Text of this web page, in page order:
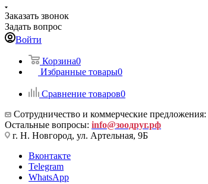
Заказать звонок
Задать вопрос
Войти
Корзина0
Избранные товары0
Сравнение товаров0
Сотрудничество и коммерческие предложения:
Остальные вопросы: info@зоодруг.рф
г. Н. Новгород, ул. Артельная, 9Б
Вконтакте
Telegram
WhatsApp